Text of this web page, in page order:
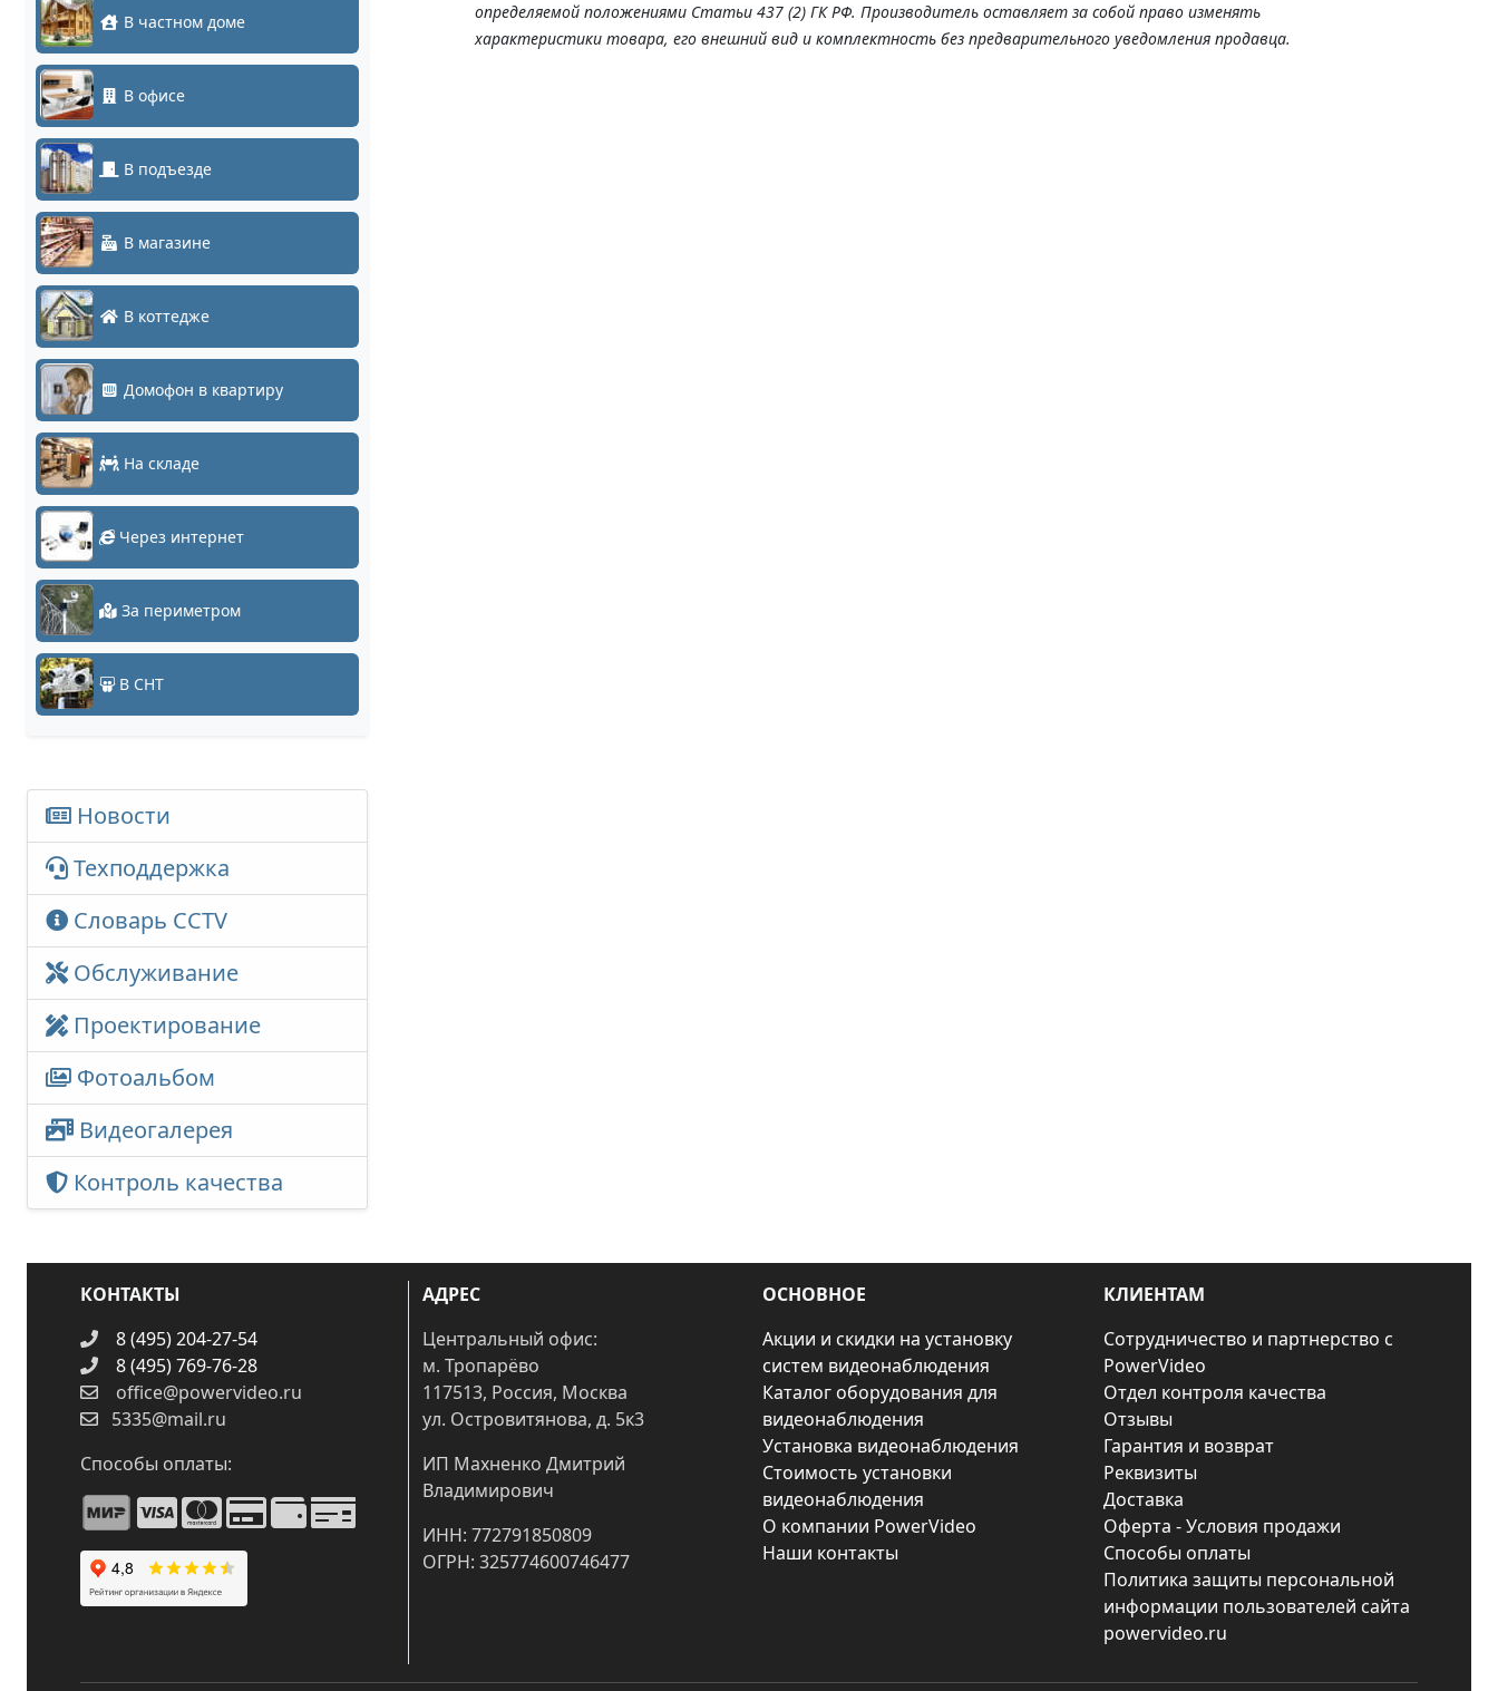
В частном доме
В офисе
В подъезде
В магазине
В коттедже
Домофон в квартиру
На складе
Через интернет
За периметром
В СНТ
Новости
Техподдержка
Словарь CCTV
Обслуживание
Проектирование
Фотоальбом
Видеогалерея
Контроль качества
определяемой положениями Статьи 437 (2) ГК РФ. Производитель оставляет за собой право изменять
характеристики товара, его внешний вид и комплектность без предварительного уведомления продавца.
КОНТАКТЫ
8 (495) 204-27-54
8 (495) 769-76-28
office@powervideo.ru
5335@mail.ru
Способы оплаты:
АДРЕС
Центральный офис:
м. Тропарёво
117513, Россия, Москва
ул. Островитянова, д. 5к3
ИП Махненко Дмитрий
Владимирович
ИНН: 772791850809
ОГРН: 325774600746477
ОСНОВНОЕ
Акции и скидки на установку
систем видеонаблюдения
Каталог оборудования для
видеонаблюдения
Установка видеонаблюдения
Стоимость установки
видеонаблюдения
О компании PowerVideo
Наши контакты
КЛИЕНТАМ
Сотрудничество и партнерство с
PowerVideo
Отдел контроля качества
Отзывы
Гарантия и возврат
Реквизиты
Доставка
Оферта - Условия продажи
Способы оплаты
Политика защиты персональной
информации пользователей сайта
powervideo.ru